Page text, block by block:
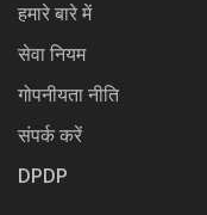
हमारे बारे में
सेवा नियम
गोपनीयता नीति
संपर्क करें
DPDP